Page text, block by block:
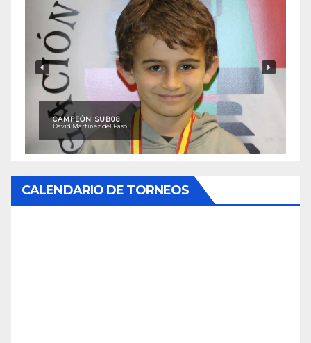
CAMPEÓN SUB08
David Martínez del Paso
CALENDARIO DE TORNEOS